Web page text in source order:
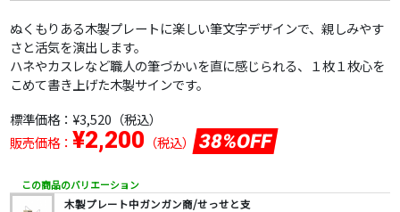
ぬくもりある木製プレートに楽しい筆文字デザインで、親しみやす
さと活気を演出します。
ハネやカスレなど職人の筆づかいを直に感じられる、１枚１枚心を
こめて書き上げた木製サインです。
標準価格： ¥3,520 （税込）
販売価格： ¥2,200 （税込） 38%OFF
この商品のバリエーション
木製プレート中ガンガン商/せっせと支